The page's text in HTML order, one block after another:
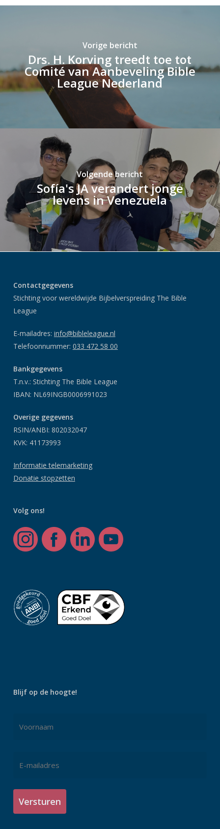
Vorige bericht
Drs. H. Korving treedt toe tot
Comité van Aanbeveling Bible
League Nederland
Volgende bericht
Sofía's JA verandert jonge
levens in Venezuela
Contactgegevens
Stichting voor wereldwijde Bijbelverspreiding The Bible
League
E-mailadres: info@bibleleague.nl
Telefoonnummer: 033 472 58 00
Bankgegevens
T.n.v.: Stichting The Bible League
IBAN: NL69INGB0006991023
Overige gegevens
RSIN/ANBI: 802032047
KVK: 41173993
Informatie telemarketing
Donatie stopzetten
Volg ons!
Blijf op de hoogte!
mailadres